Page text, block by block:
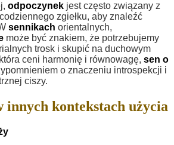
odpoczynek jest często związany z
zgiełku, aby znaleźć
sennikach orientalnych,
może być znakiem, że potrzebujemy
trosk i skupić na duchowym
ceni harmonię i równowagę, sen o
o znaczeniu introspekcji i
ciszy.
innych kontekstach użycia